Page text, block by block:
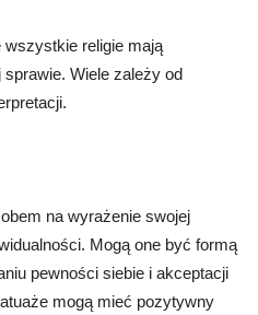
wszystkie religie mają
Wiele zależy od
na wyrażenie swojej
Mogą one być formą
pewności siebie i akceptacji
mogą mieć pozytywny